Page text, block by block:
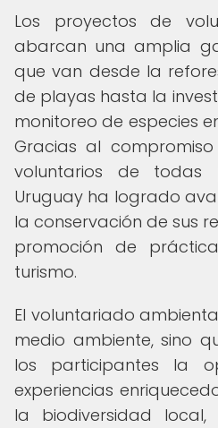
Los proyectos de
abarcan una amplia
que van desde la
de playas hasta la
monitoreo de especies
Gracias al
voluntarios de todas
Uruguay ha logrado
la conservación de sus
promoción de
turismo.
El voluntariado
medio ambiente, sino
los participantes la
experiencias
la biodiversidad